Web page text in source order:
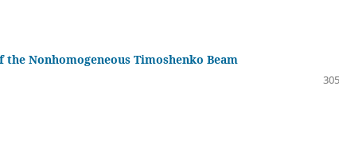
Nonhomogeneous Timoshenko Beam